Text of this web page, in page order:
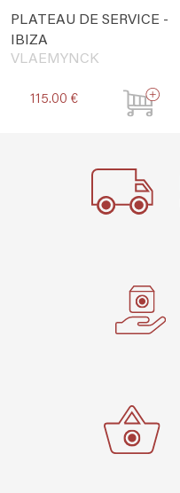
PLATEAU DE SERVICE -
IBIZA
VLAEMYNCK
115.00 €